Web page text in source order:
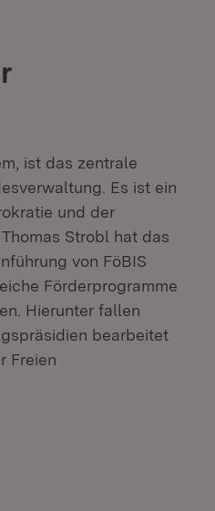
ist das zentrale
Es ist ein
und der
Strobl hat das
von FöBIS
Förderprogramme
Hierunter fallen
bearbeitet
Freien